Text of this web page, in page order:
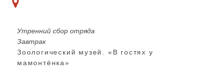
Утренний сбор отряда
Завтрак
Зоологический музей. «В гостях у
мамонтёнка»